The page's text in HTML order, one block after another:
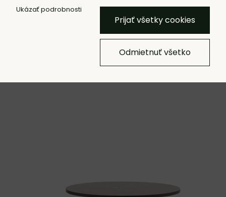
Úvod Nábytok Stolíky Príručné stolíky
Príručný stolík Lift Side Table –
Ukázať podrobnosti
Prijať všetky cookies
Odmietnuť všetko